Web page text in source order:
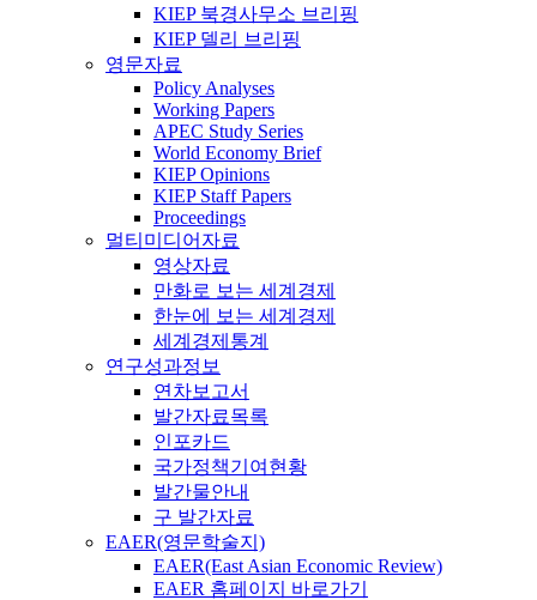
KIEP 북경사무소 브리핑
KIEP 델리 브리핑
영문자료
Policy Analyses
Working Papers
APEC Study Series
World Economy Brief
KIEP Opinions
KIEP Staff Papers
Proceedings
멀티미디어자료
영상자료
만화로 보는 세계경제
한눈에 보는 세계경제
세계경제통계
연구성과정보
연차보고서
발간자료목록
인포카드
국가정책기여현황
발간물안내
구 발간자료
EAER(영문학술지)
EAER(East Asian Economic Review)
EAER 홈페이지 바로가기